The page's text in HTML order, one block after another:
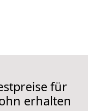
für
erhalten